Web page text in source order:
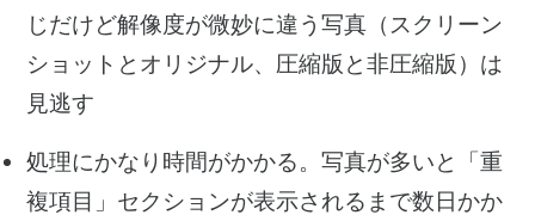
じだけど解像度が微妙に違う写真（スクリーン
ショットとオリジナル、圧縮版と非圧縮版）は
見逃す
処理にかなり時間がかかる。写真が多いと「重
複項目」セクションが表示されるまで数日かか